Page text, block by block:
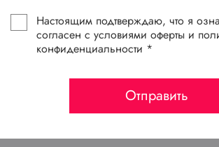
Настоящим подтверждаю, что я
согласен с условиями оферты и
конфиденциальности *
Отправить